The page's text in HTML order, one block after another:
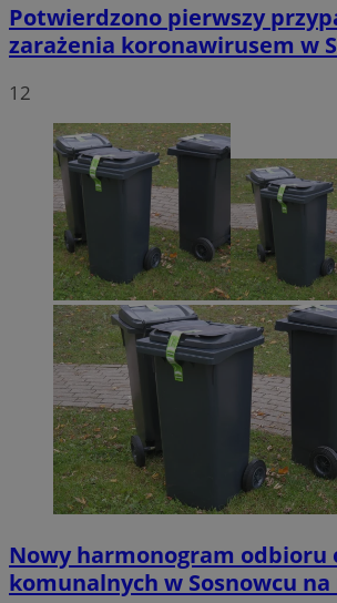
Potwierdzono pierwszy
zarażenia koronawirusem w
12
Nowy harmonogram odbioru
komunalnych w Sosnowcu na